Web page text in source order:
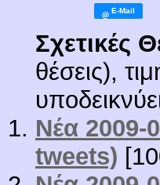
Σχετικές
θέσεις),
Νέα 2009-
tweets)